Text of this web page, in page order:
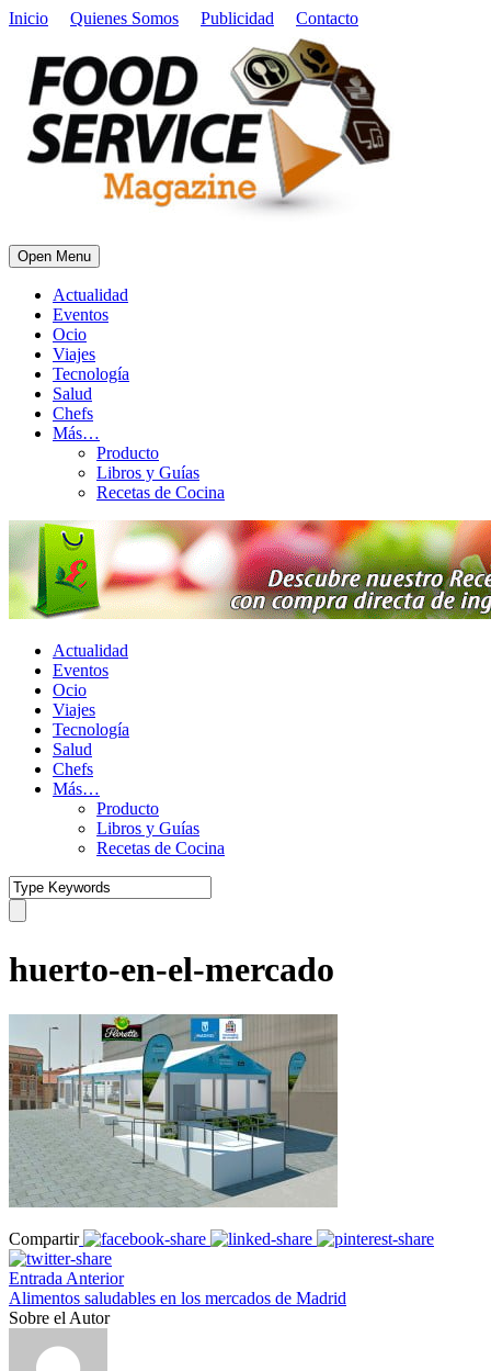
Inicio Quienes Somos Publicidad Contacto
Open Menu
Actualidad
Eventos
Ocio
Viajes
Tecnología
Salud
Chefs
Más…
Producto
Libros y Guías
Recetas de Cocina
Actualidad
Eventos
Ocio
Viajes
Tecnología
Salud
Chefs
Más…
Producto
Libros y Guías
Recetas de Cocina
huerto-en-el-mercado
Compartir
Entrada Anterior
Alimentos saludables en los mercados de Madrid
Sobre el Autor